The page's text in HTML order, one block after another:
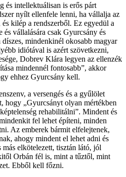
és intellektuálisan is erős párt
nyílt ellenfele lenni, ha vállalja az
kilép a rendszerből. Ez egyedül a
vállalására csak Gyurcsány és
mindenkinél okosabb magyar
idiótával is azért szövetkezni,
Dobrev Klára legyen az ellenzék
mindennél fontosabb”, akkor
ehhez Gyurcsány kell.
a versengés és a gyűlölet
hogy „Gyurcsányt olyan mértékben
rehabilitálni”. Mindent és
fel lehet építeni, minden
Az emberek bármit elfelejtenek,
ahogy mindent el lehet adni és
elkötelezett, tisztán látó, jól
Orbán fél is, mint a tűztől, mint
Ebből kell főzni.